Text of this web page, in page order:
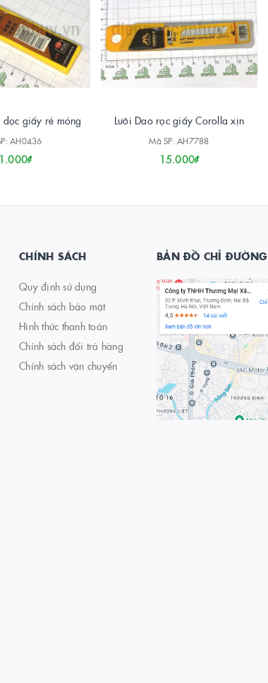
giấy rẻ mỏng
AH0436
Lưỡi Dao rọc giấy Corolla xịn
Mã SP: AH7788
15.000₫
CHÍNH SÁCH
Quy định sử dụng
Chính sách bảo mật
Hình thức thanh toán
Chính sách đổi trả hàng
Chính sách vận chuyển
BẢN ĐỒ CHỈ ĐƯỜNG